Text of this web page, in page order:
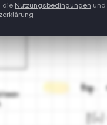
die Nutzungsbedingungen und